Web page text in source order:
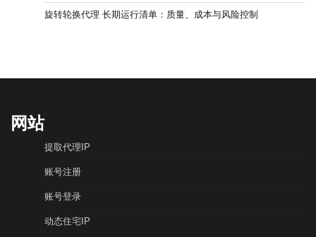
旋转轮换代理 长期运行清单：质量、成本与风险控制
网站
提取代理IP
账号注册
账号登录
动态住宅IP